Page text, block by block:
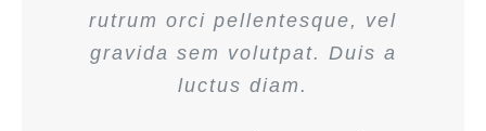
rutrum orci pellentesque, vel
gravida sem volutpat. Duis a
luctus diam.